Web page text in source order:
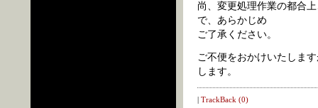
尚、変更処理作業の都合
で、あらかじめ
ご了承ください。
ご不便をおかけいたしま
します。
| TrackBack (0)